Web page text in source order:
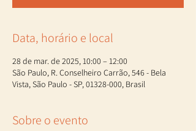
Data, horário e local
28 de mar. de 2025, 10:00 – 12:00
São Paulo, R. Conselheiro Carrão, 546 - Bela
Vista, São Paulo - SP, 01328-000, Brasil
Sobre o evento